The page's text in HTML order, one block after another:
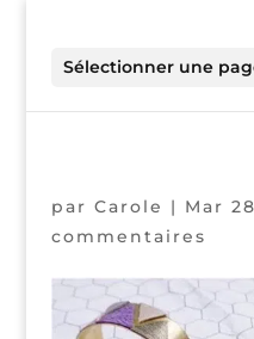
Sélectionner une
par Carole | Mar
commentaires